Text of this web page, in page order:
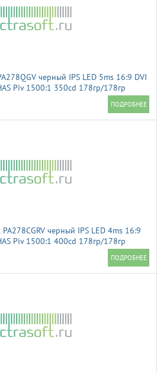
черный IPS LED 5ms 16:9 DVI
Piv 1500:1 350cd 178гр/178гр
черный IPS LED 4ms 16:9
Piv 1500:1 400cd 178гр/178гр